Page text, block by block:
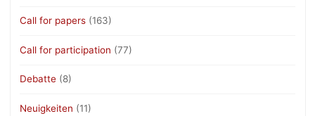
Call for papers (163)
Call for participation (77)
Debatte (8)
Neuigkeiten (11)